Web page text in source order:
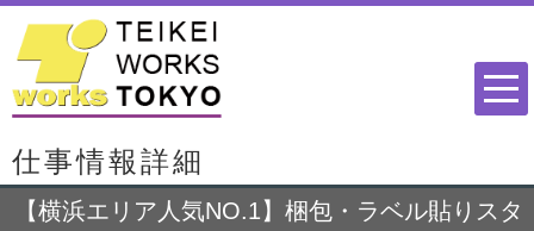
仕事情報詳細
【横浜エリア人気NO.1】梱包・ラベル貼りスタ